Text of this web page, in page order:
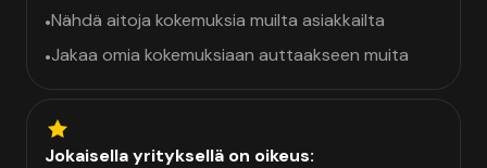
•Nähdä aitoja kokemuksia muilta asiakkailta
•Jakaa omia kokemuksiaan auttaakseen muita
Jokaisella yrityksellä on oikeus: